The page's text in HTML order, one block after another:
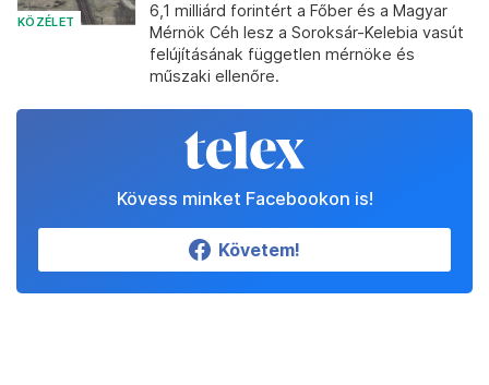
KÖZÉLET
6,1 milliárd forintért a Főber és a Magyar
Mérnök Céh lesz a Soroksár-Kelebia vasút
felújításának független mérnöke és
műszaki ellenőre.
Kövess minket Facebookon is!
Követem!